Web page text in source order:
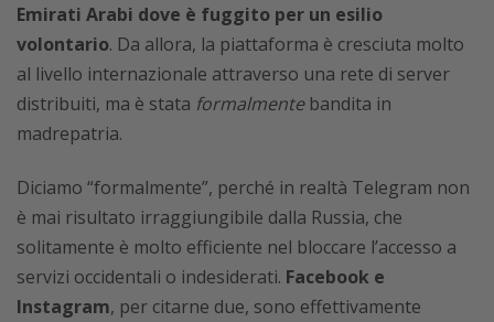
Emirati Arabi dove è fuggito per un esilio
volontario. Da allora, la piattaforma è cresciuta molto
al livello internazionale attraverso una rete di server
distribuiti, ma è stata formalmentebandita in
madrepatria.
Diciamo “formalmente”, perché in realtà Telegram non
è mai risultato irraggiungibile dalla Russia, che
solitamente è molto efficiente nel bloccare l’accesso a
servizi occidentali o indesiderati. Facebook e
Instagram, per citarne due, sono effettivamente